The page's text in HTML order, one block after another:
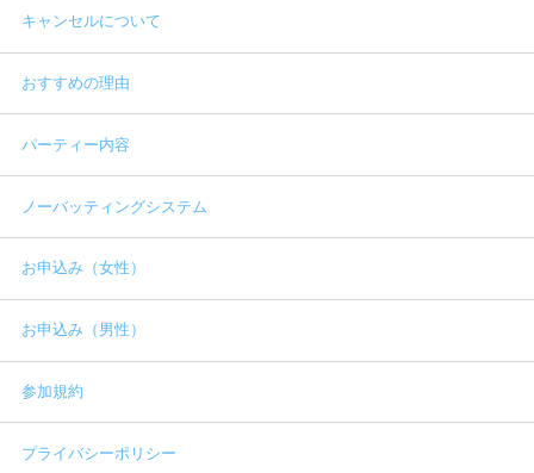
キャンセルについて
おすすめの理由
パーティー内容
ノーバッティングシステム
お申込み（女性）
お申込み（男性）
参加規約
プライバシーポリシー